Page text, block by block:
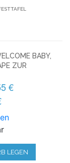
BABY,
ZUR
€
LEGEN